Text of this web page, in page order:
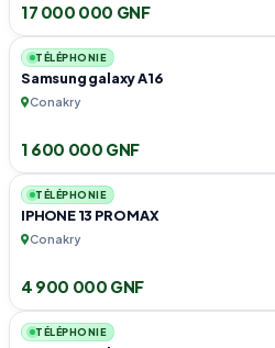
17 000 000 GNF
TÉLÉPHONIE
Samsung galaxy A16
Conakry
1 600 000 GNF
TÉLÉPHONIE
IPHONE 13 PRO MAX
Conakry
4 900 000 GNF
TÉLÉPHONIE